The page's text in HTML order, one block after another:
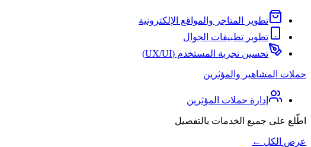
تطوير المتاجر والمواقع الإلكترونية
تطوير تطبيقات الجوال
تحسين تجربة المستخدم (UX/UI)
حملات المشاهير والمؤثرين
إدارة حملات المؤثرين
اطّلع على جميع الخدمات بالتفصيل
عرض الكل ←